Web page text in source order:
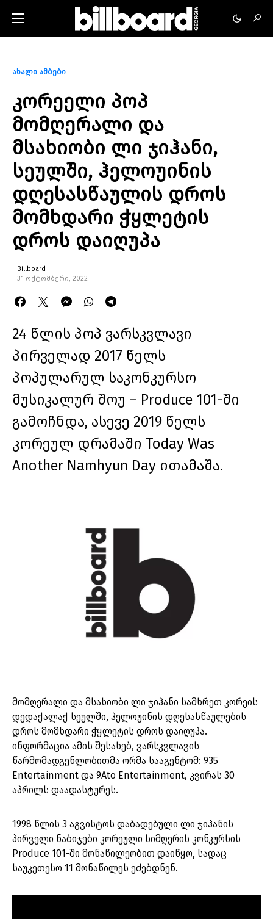
ახალი ამბები
კორეელი პოპ
მომღერალი და
მსახიობი ლი ჯიჰანი,
სეულში, ჰელოუინის
დღესასწაულის დროს
მომხდარი ჭყლეტის
დროს დაიღუპა
Billboard
31 ოქტომბერი, 2022
24 წლის პოპ ვარსკვლავი
პირველად 2017 წელს
პოპულარულ საკონკურსო
მუსიკალურ შოუ – Produce 101-ში
გამოჩნდა, ასევე 2019 წელს
კორეულ დრამაში Today Was
Another Namhyun Day ითამაშა.
მომღერალი და მსახიობი ლი ჯიჰანი სამხრეთ კორეის
დედაქალაქ სეულში, ჰელოუინის დღესასწაულების
დროს მომხდარი ჭყლეტის დროს დაიღუპა.
ინფორმაცია ამის შესახებ, ვარსკვლავის
წარმომადგენლობითმა ორმა სააგენტომ: 935
Entertainment და 9Ato Entertainment, კვირას 30
აპრილს დაადასტურეს.
1998 წლის 3 აგვისტოს დაბადებული ლი ჯიჰანის
პირველი ნაბიჯები კორეული სიმღერის კონკურსის
Produce 101-ში მონაწილეობით დაიწყო, სადაც
საუკეთესო 11 მონაწილეს ეძებდნენ.